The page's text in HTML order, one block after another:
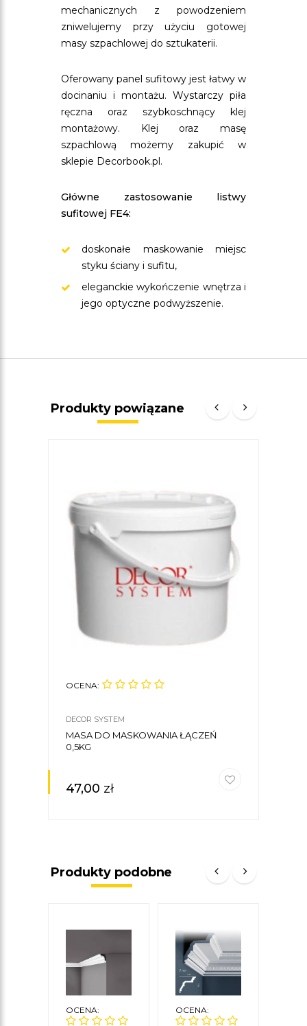
mechanicznych z powodzeniem
zniwelujemy przy użyciu gotowej
masy szpachlowej do sztukaterii.
Oferowany panel sufitowy jest łatwy w
docinaniu i montażu. Wystarczy piła
ręczna oraz szybkoschnący klej
montażowy. Klej oraz masę
szpachlową możemy zakupić w
sklepie Decorbook.pl.
Główne zastosowanie listwy
sufitowej FE4:
doskonałe maskowanie miejsc
styku ściany i sufitu,
eleganckie wykończenie wnętrza i
jego optyczne podwyższenie.
Produkty powiązane
OCENA:
DECOR SYSTEM
MASA DO MASKOWANIA ŁĄCZEŃ
0,5KG
47,00 zł
Produkty podobne
OCENA: OCENA: